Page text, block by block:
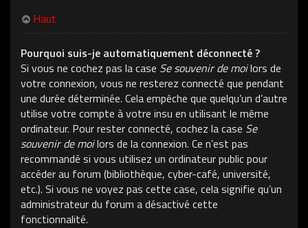
Haut
Pourquoi suis-je automatiquement déconnecté ?
Si vous ne cochez pas la case Se souvenir de moilors de
votre connexion, vous ne resterez connecté que pendant
une durée déterminée. Cela empêche que quelqu’un d’autre
utilise votre compte à votre insu en utilisant le même
ordinateur. Pour rester connecté, cochez la case Se
souvenir de moilors de la connexion. Ce n’est pas
recommandé si vous utilisez un ordinateur public pour
accéder au forum (bibliothèque, cyber-café, université,
etc.). Si vous ne voyez pas cette case, cela signifie qu’un
administrateur du forum a désactivé cette
fonctionnalité.